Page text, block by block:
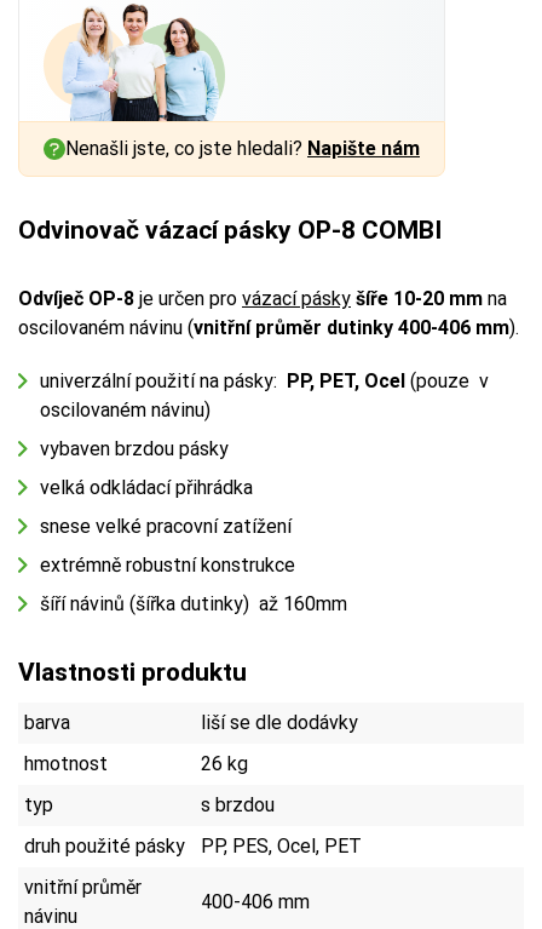
Nenašli jste, co jste hledali? Napište nám
Odvinovač vázací pásky OP-8 COMBI
Odvíječ OP-8 je určen pro vázací pásky šíře 10-20 mm na
oscilovaném návinu (vnitřní průměr dutinky 400-406 mm).
univerzální použití na pásky: PP, PET, Ocel (pouze v
oscilovaném návinu)
vybaven brzdou pásky
velká odkládací přihrádka
snese velké pracovní zatížení
extrémně robustní konstrukce
šíří návinů (šířka dutinky) až 160mm
Vlastnosti produktu
barva
liší se dle dodávky
hmotnost
26 kg
typ
s brzdou
druh použité pásky
PP, PES, Ocel, PET
vnitřní průměr
návinu
400-406 mm